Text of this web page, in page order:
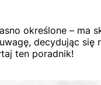
określone – ma
decydując
ten poradnik!